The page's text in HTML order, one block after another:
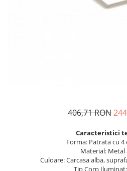
406,71 RON
Caracteristici
Forma: Patrata cu 4
Material: Metal
Culoare: Carcasa alba,
Tip Corp